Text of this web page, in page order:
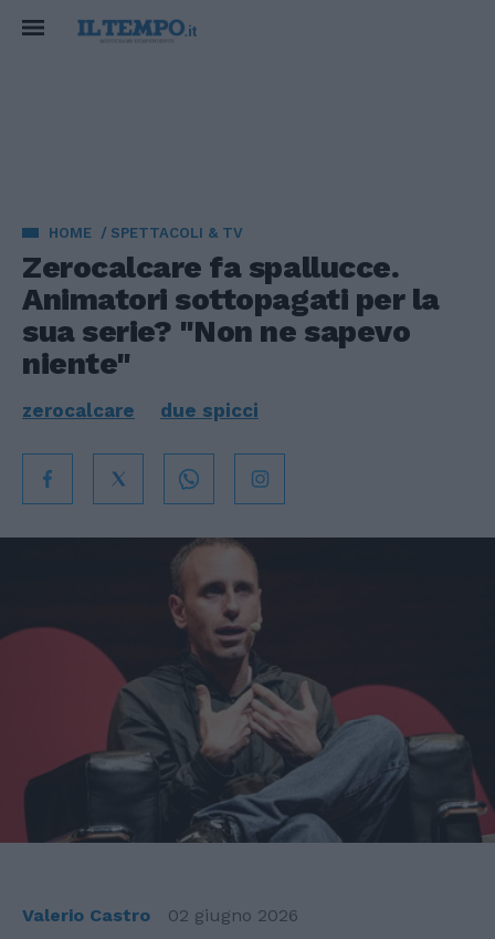
HOME SPETTACOLI & TV
Zerocalcare fa spallucce.
Animatori sottopagati per la
sua serie? "Non ne sapevo
niente"
zerocalcare due spicci
Valerio Castro 02 giugno 2026